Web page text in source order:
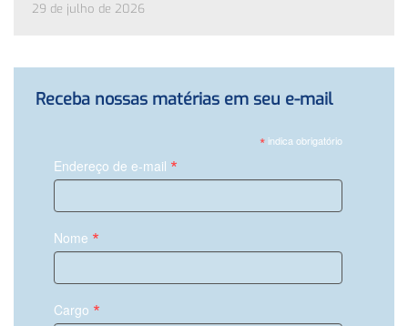
29 de julho de 2026
Receba nossas matérias em seu e-mail
*indica obrigatório
Endereço de e-mail *
Nome *
Cargo *